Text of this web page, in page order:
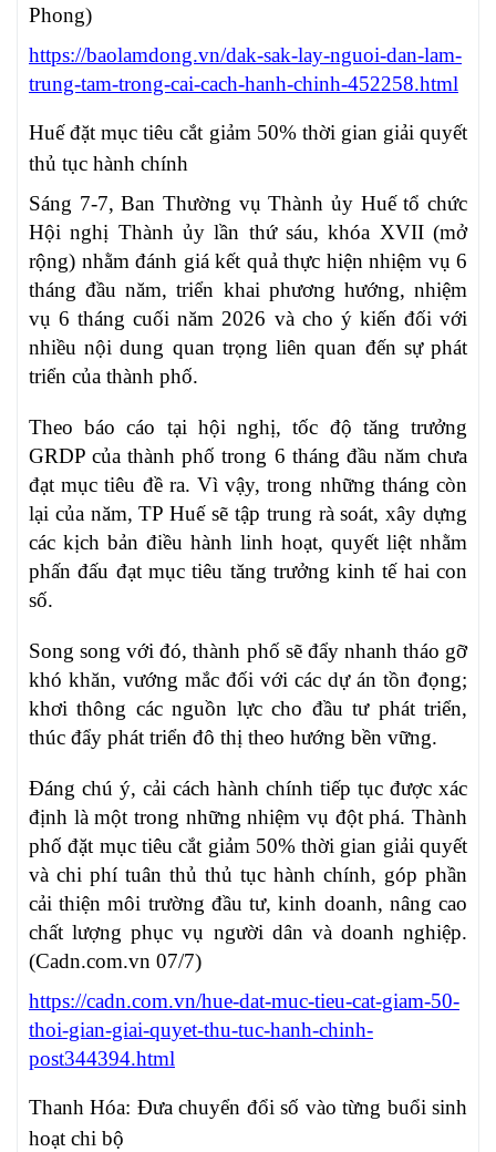
Phong)
https://baolamdong.vn/dak-sak-lay-nguoi-dan-lam-
trung-tam-trong-cai-cach-hanh-chinh-452258.html
Huế đặt mục tiêu cắt giảm 50% thời gian giải quyết
thủ tục hành chính
Sáng 7-7, Ban Thường vụ Thành ủy Huế tổ chức
Hội nghị Thành ủy lần thứ sáu, khóa XVII (mở
rộng) nhằm đánh giá kết quả thực hiện nhiệm vụ 6
tháng đầu năm, triển khai phương hướng, nhiệm
vụ 6 tháng cuối năm 2026 và cho ý kiến đối với
nhiều nội dung quan trọng liên quan đến sự phát
triển của thành phố.
Theo báo cáo tại hội nghị, tốc độ tăng trưởng
GRDP của thành phố trong 6 tháng đầu năm chưa
đạt mục tiêu đề ra. Vì vậy, trong những tháng còn
lại của năm, TP Huế sẽ tập trung rà soát, xây dựng
các kịch bản điều hành linh hoạt, quyết liệt nhằm
phấn đấu đạt mục tiêu tăng trưởng kinh tế hai con
số.
Song song với đó, thành phố sẽ đẩy nhanh tháo gỡ
khó khăn, vướng mắc đối với các dự án tồn đọng;
khơi thông các nguồn lực cho đầu tư phát triển,
thúc đẩy phát triển đô thị theo hướng bền vững.
Đáng chú ý, cải cách hành chính tiếp tục được xác
định là một trong những nhiệm vụ đột phá. Thành
phố đặt mục tiêu cắt giảm 50% thời gian giải quyết
và chi phí tuân thủ thủ tục hành chính, góp phần
cải thiện môi trường đầu tư, kinh doanh, nâng cao
chất lượng phục vụ người dân và doanh nghiệp.
(Cadn.com.vn 07/7)
https://cadn.com.vn/hue-dat-muc-tieu-cat-giam-50-
thoi-gian-giai-quyet-thu-tuc-hanh-chinh-
post344394.html
Thanh Hóa: Đưa chuyển đổi số vào từng buổi sinh
hoạt chi bộ